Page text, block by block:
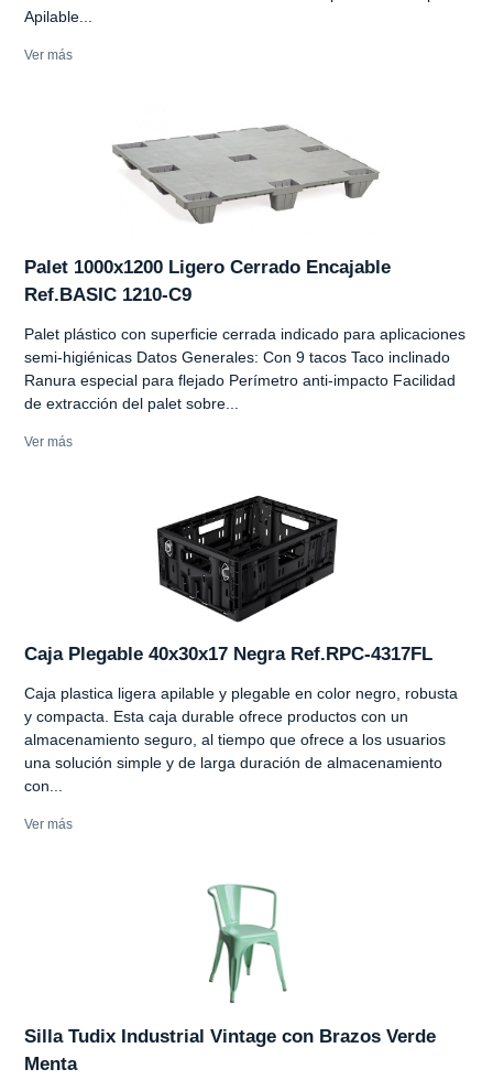
Apilable...
Ver más
Palet 1000x1200 Ligero Cerrado Encajable
Ref.BASIC 1210-C9
Palet plástico con superficie cerrada indicado para aplicaciones
semi-higiénicas Datos Generales: Con 9 tacos Taco inclinado
Ranura especial para flejado Perímetro anti-impacto Facilidad
de extracción del palet sobre...
Ver más
Caja Plegable 40x30x17 Negra Ref.RPC-4317FL
Caja plastica ligera apilable y plegable en color negro, robusta
y compacta. Esta caja durable ofrece productos con un
almacenamiento seguro, al tiempo que ofrece a los usuarios
una solución simple y de larga duración de almacenamiento
con...
Ver más
Silla Tudix Industrial Vintage con Brazos Verde
Menta